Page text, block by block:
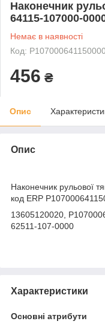
Наконечник
64115-107000-
Немає в наявності
Код: P107000641150000
456 ₴
Опис
Опис
Наконечник рульової
код ERP
13605120020,
62511-107-0000
Характеристики
Основні атрибути